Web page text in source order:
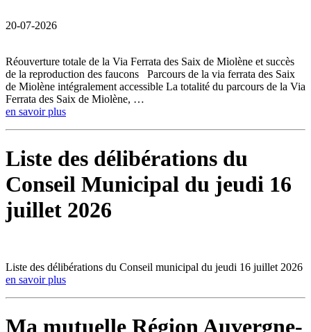
20-07-2026
Réouverture totale de la Via Ferrata des Saix de Miolène et succès
de la reproduction des faucons Parcours de la via ferrata des Saix
de Miolène intégralement accessible La totalité du parcours de la Via
Ferrata des Saix de Miolène, …
en savoir plus
Liste des délibérations du
Conseil Municipal du jeudi 16
juillet 2026
Liste des délibérations du Conseil municipal du jeudi 16 juillet 2026
en savoir plus
Ma mutuelle Région Auvergne-